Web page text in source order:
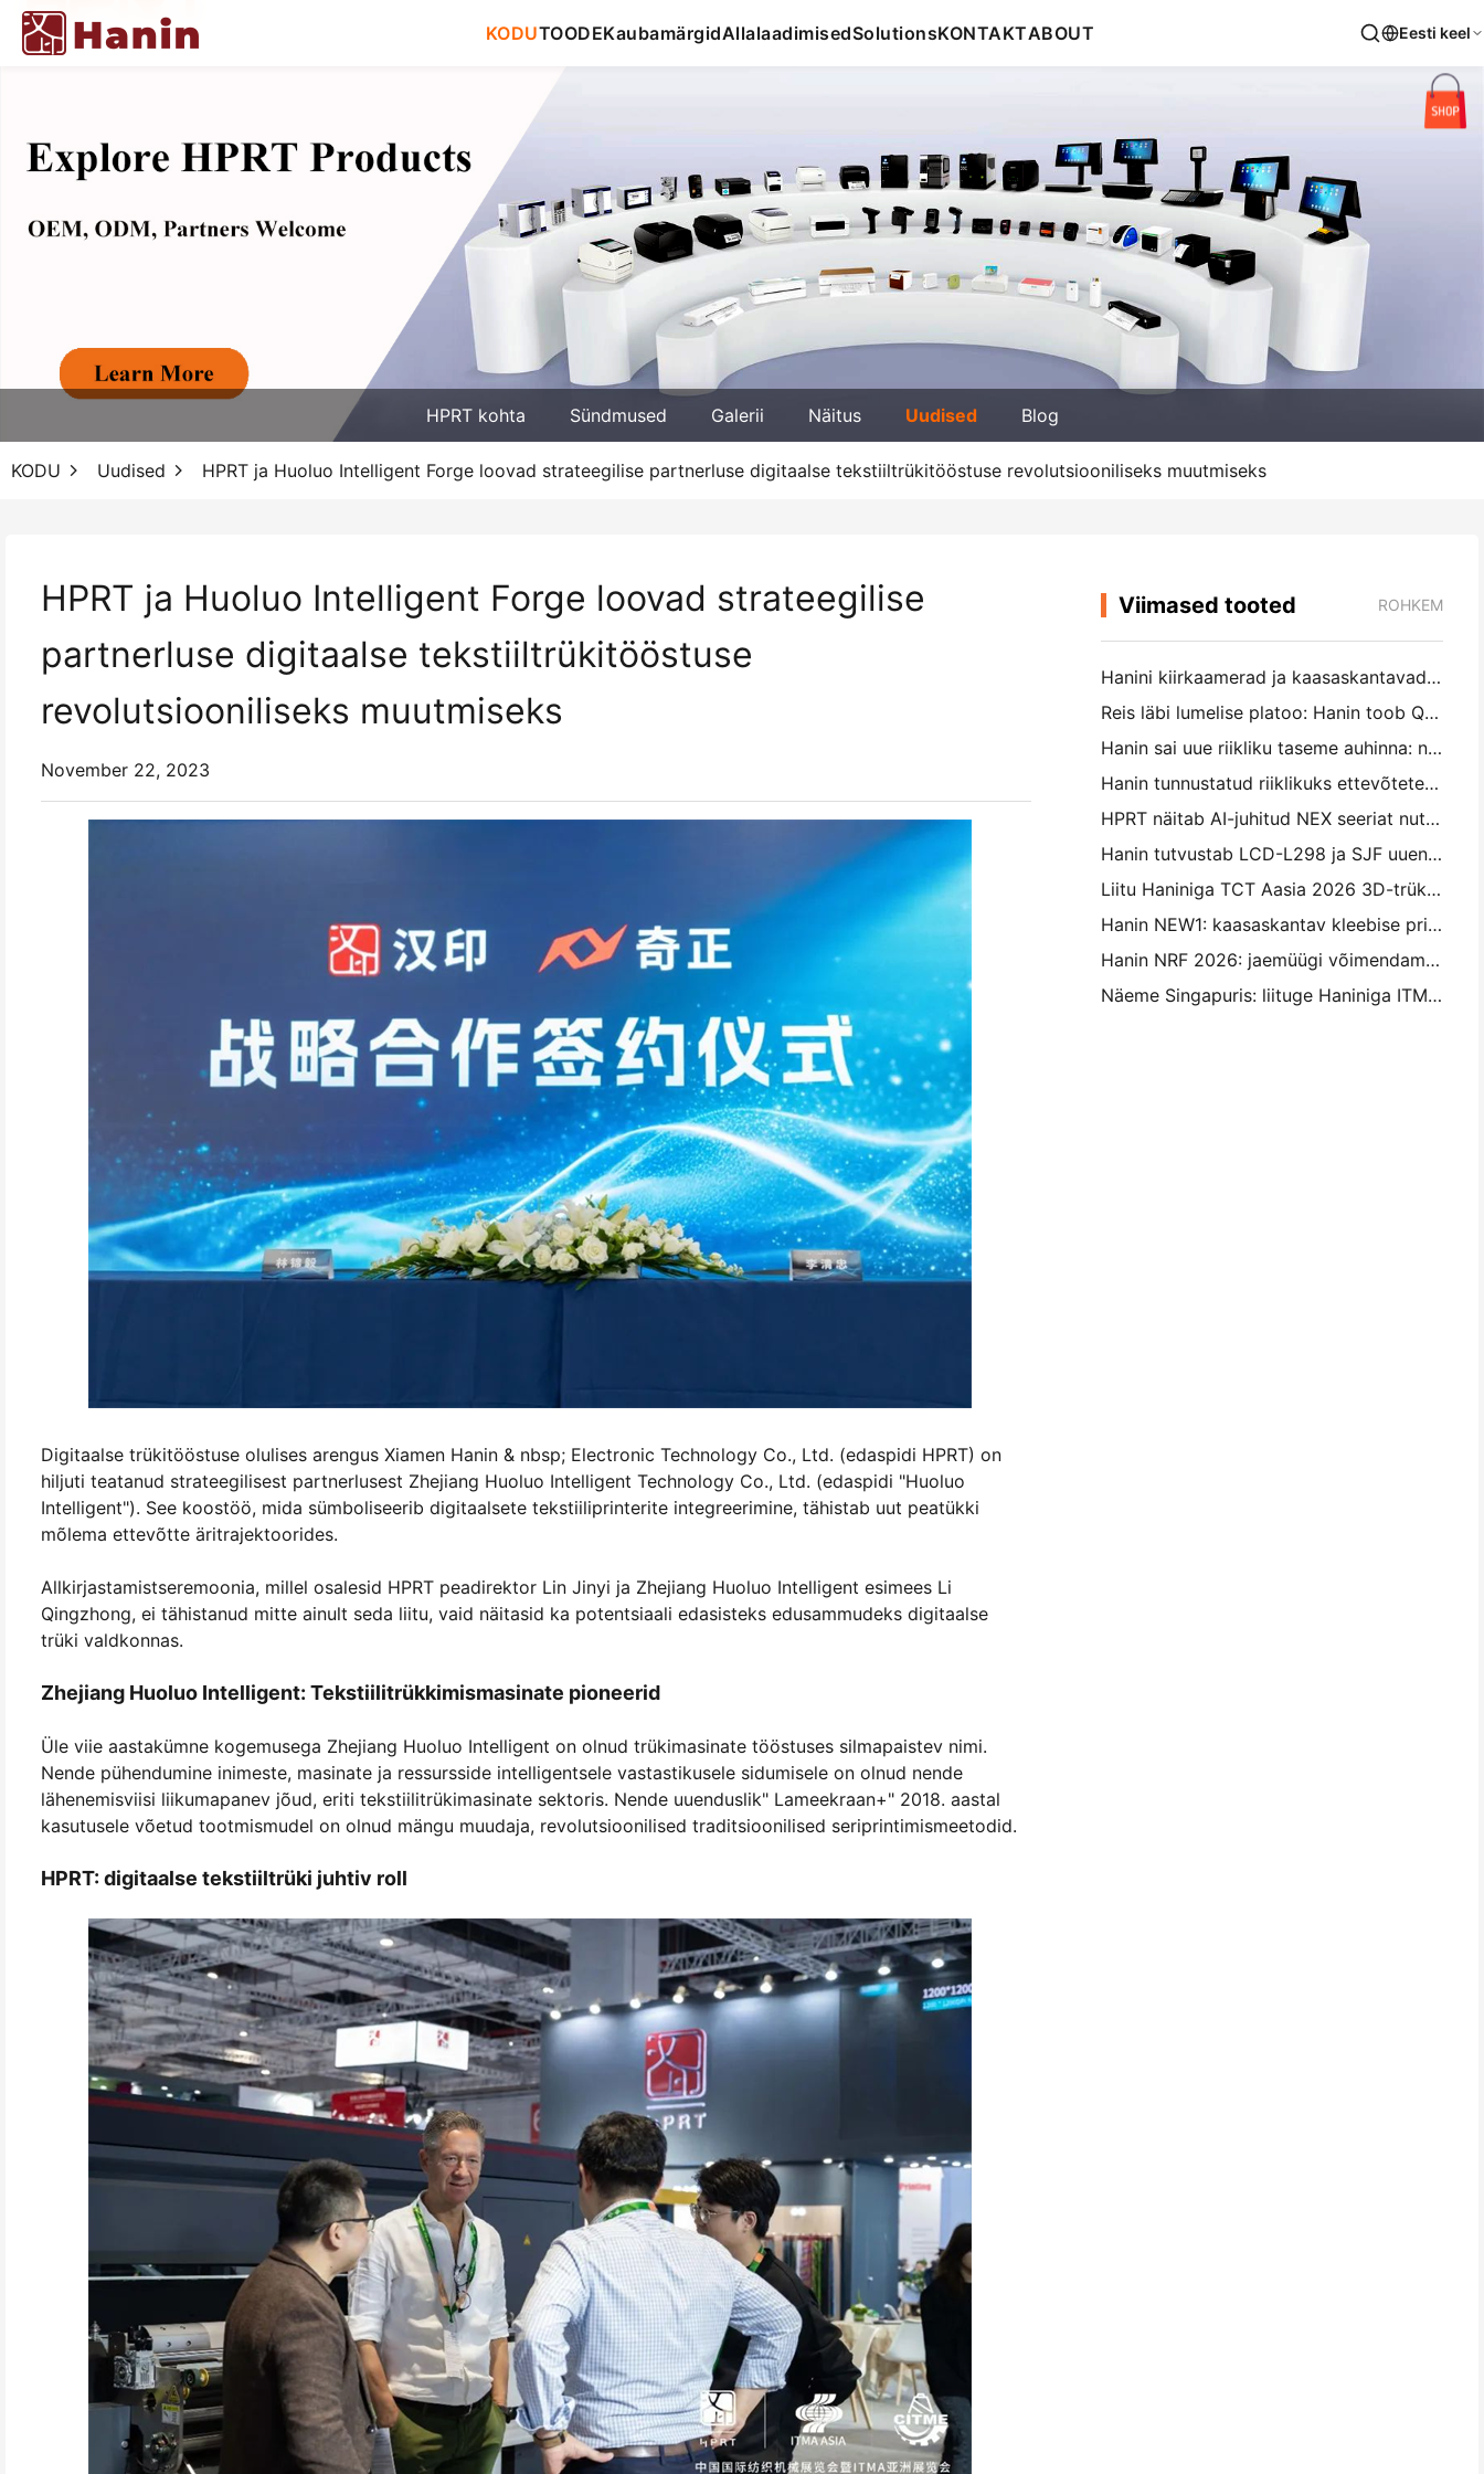
KODUTOODEKaubamärgidAllalaadimisedSolutionsKONTAKTABOUT Eesti keel
HPRT kohta Sündmused Galerii Näitus Uudised Blog
KODU Uudised HPRT ja Huoluo Intelligent Forge loovad strateegilise partnerluse digitaalse tekstiiltrükitööstuse revolutsiooniliseks muutmiseks
HPRT ja Huoluo Intelligent Forge loovad strateegilise
partnerluse digitaalse tekstiiltrükitööstuse
revolutsiooniliseks muutmiseks
November 22, 2023
Digitaalse trükitööstuse olulises arengus Xiamen Hanin & nbsp; Electronic Technology Co., Ltd. (edaspidi HPRT) on
hiljuti teatanud strateegilisest partnerlusest Zhejiang Huoluo Intelligent Technology Co., Ltd. (edaspidi "Huoluo
Intelligent"). See koostöö, mida sümboliseerib digitaalsete tekstiiliprinterite integreerimine, tähistab uut peatükki
mõlema ettevõtte äritrajektoorides.
Allkirjastamistseremoonia, millel osalesid HPRT peadirektor Lin Jinyi ja Zhejiang Huoluo Intelligent esimees Li
Qingzhong, ei tähistanud mitte ainult seda liitu, vaid näitasid ka potentsiaali edasisteks edusammudeks digitaalse
trüki valdkonnas.
Zhejiang Huoluo Intelligent: Tekstiilitrükkimismasinate pioneerid
Üle viie aastakümne kogemusega Zhejiang Huoluo Intelligent on olnud trükimasinate tööstuses silmapaistev nimi.
Nende pühendumine inimeste, masinate ja ressursside intelligentsele vastastikusele sidumisele on olnud nende
lähenemisviisi liikumapanev jõud, eriti tekstiilitrükimasinate sektoris. Nende uuenduslik" Lameekraan+" 2018. aastal
kasutusele võetud tootmismudel on olnud mängu muudaja, revolutsioonilised traditsioonilised seriprintimismeetodid.
HPRT: digitaalse tekstiiltrüki juhtiv roll
Viimased tooted ROHKEM
Hanini kiirkaamerad ja kaasaskantavad fotoprinterid meelitavad IEAE Shenzhenis 2026 suurt huvi
Reis läbi lumelise platoo: Hanin toob Qamdo lastele fotograafia haridusprogramme
Hanin sai uue riikliku taseme auhinna: nimetati "2026 Made in China · Trusted Brand by Consumers"
Hanin tunnustatud riiklikuks ettevõtete tehnoloogia keskuseks innovatsioonijuhtimiseks
HPRT näitab AI-juhitud NEX seeriat nutikaks jaemüügiks CHINASHOP 2026
Hanin tutvustab LCD-L298 ja SJF uuendusi tööstusliku 3D-trükkimise jaoks TCT Asia 2026
Liitu Haniniga TCT Aasia 2026 3D-trükkimise näitusel
Hanin NEW1: kaasaskantav kleebise printer teeb teed Jaapani LOFT poodidesse
Hanin NRF 2026: jaemüügi võimendamine täisstsenaariumi intelligentsete trükilahendustega
Näeme Singapuris: liituge Haniniga ITMA ASIA 2025-l, et näha uusimat digitaaltrükitehnoloogiat